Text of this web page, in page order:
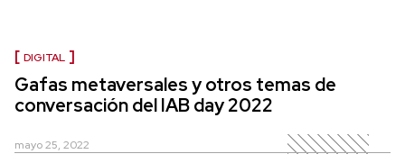
DIGITAL
Gafas metaversales y otros temas de
conversación del IAB day 2022
mayo 25, 2022